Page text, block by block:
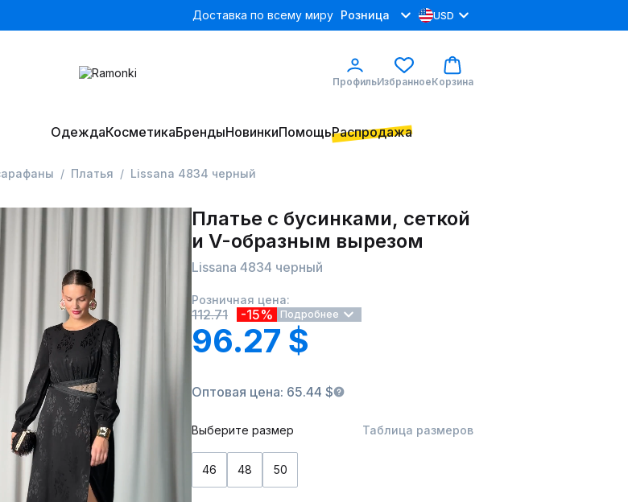
Доставка по всему миру Розница USD
ПрофильИзбранноеКорзина
ОдеждаКосметикаБрендыНовинкиПомощьРаспродажа
Платья Lissana 4834 черный
Платье с бусинками, сеткой
и V-образным вырезом
Lissana 4834 черный
Розничная цена:
112.71 -15% Подробнее
96.27 $
Оптовая цена: 65.44 $
Выберите размер Таблица размеров
46 48 50